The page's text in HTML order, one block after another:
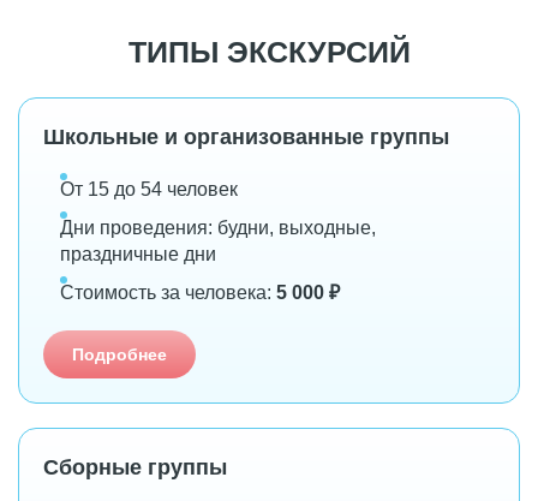
ТИПЫ ЭКСКУРСИЙ
Школьные и организованные группы
От 15 до 54 человек
Дни проведения: будни, выходные,
праздничные дни
Стоимость за человека: 5 000 ₽
Подробнее
Сборные группы